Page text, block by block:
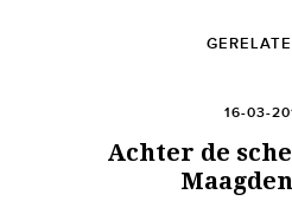
16-03-
Achter de